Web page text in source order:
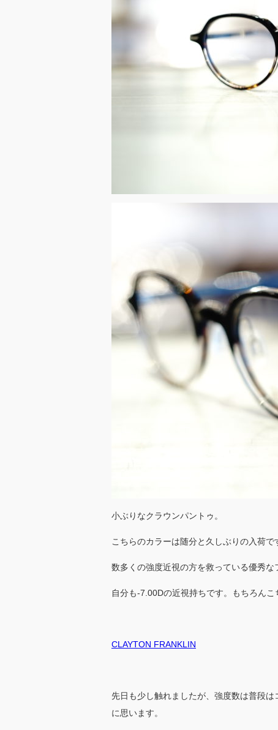
小ぶりなクラウンパントゥ。
こちらのカラーは随分と久しぶりの入荷で
数多くの強度近視の方を救っている優秀な
自分も-7.00Dの近視持ちです。もちろんこ
CLAYTON FRANKLIN
先日も少し触れましたが、強度数は普段
に思います。